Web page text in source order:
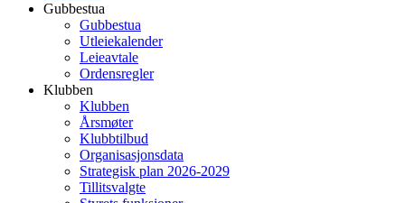
Gubbestua
Gubbestua
Utleiekalender
Leieavtale
Ordensregler
Klubben
Klubben
Årsmøter
Klubbtilbud
Organisasjonsdata
Strategisk plan 2026-2029
Tillitsvalgte